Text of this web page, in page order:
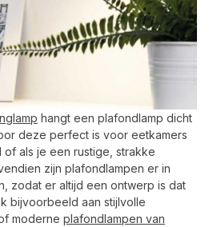
hangt een plafondlamp dicht
deze perfect is voor eetkamers
als je een rustige, strakke
zijn plafondlampen er in
zodat er altijd een ontwerp is dat
bijvoorbeeld aan stijlvolle
moderne plafondlampen van